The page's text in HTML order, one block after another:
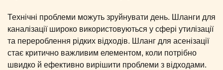
Технічні проблеми можуть зруйнувати день. Шланги для
каналізації широко використовуються у сфері утилізації
та перероблення рідких відходів. Шланг для асенізації
стає критично важливим елементом, коли потрібно
швидко й ефективно вирішити проблеми з відходами.